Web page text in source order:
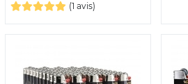
(1 avis)